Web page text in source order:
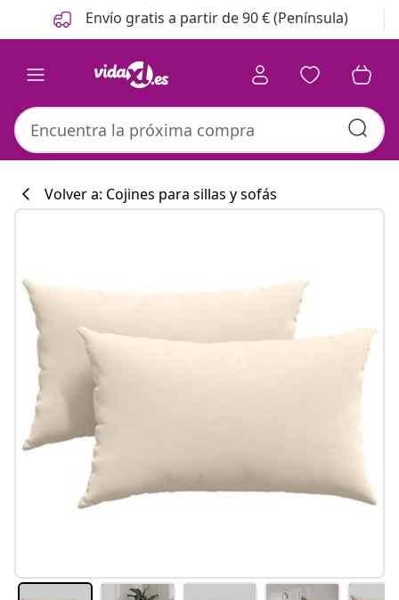
Anterior
Siguiente Envío gratis a partir de 90 € (Península)
#sharemevidaxl
Volver a: Cojines para sillas y sofás